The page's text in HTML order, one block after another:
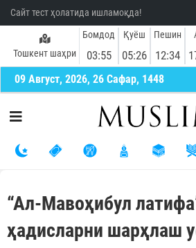
Сайт тест ҳолатида ишламоқда!
Тошкент шаҳри
Бомдод
03:55
Қуёш
05:26
Пешин
12:34
09 Август, 2026, 26 Сафар, 1448
“Ал-Мавоҳибул
ҳадисларни шарҳлаш